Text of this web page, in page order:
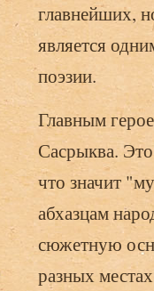
главнейших,
является
поэзии.
Главным
Сасрыква.
что значит
абхазцам
сюжетную
разных